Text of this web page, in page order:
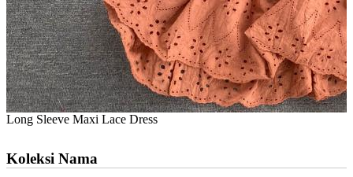
Long Sleeve Maxi Lace Dress
Koleksi Nama